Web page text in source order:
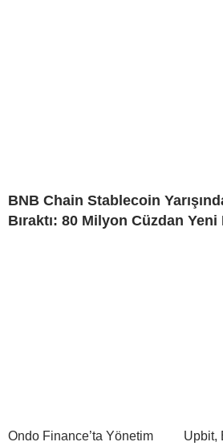
BNB Chain Stablecoin
Bıraktı: 80 Milyon Cüzdan
Ondo Finance’ta Yönetim
Upbit,